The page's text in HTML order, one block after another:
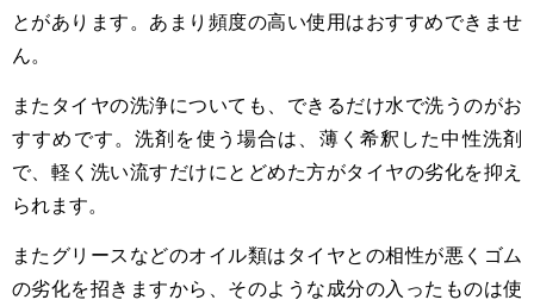
とがあります。あまり頻度の高い使用はおすすめできませ
ん。
またタイヤの洗浄についても、できるだけ水で洗うのがお
すすめです。洗剤を使う場合は、薄く希釈した中性洗剤
で、軽く洗い流すだけにとどめた方がタイヤの劣化を抑え
られます。
またグリースなどのオイル類はタイヤとの相性が悪くゴム
の劣化を招きますから、そのような成分の入ったものは使